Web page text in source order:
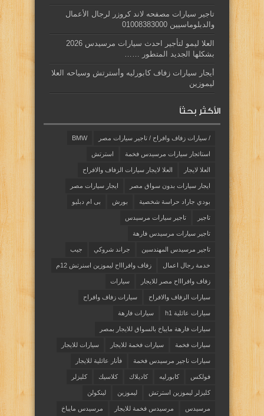
تاجير سيارات مصفحه لاند كروزر لرجال الأعمال
والدبلوماسيين 01008383000
العلا ليمو لتأجير احدث سيارات مرسيدس 2026
بشكلها الجديد المتطور ……
أيجار سيارات زفاف كابورليه وأسترتش وسياحه العلا
ليموزين
الأكثر بحثاً
/ سيارات زفاف وافراح / تاجير سيارات مصر BMW
استائجار سيارات مرسيدس فخمة استرتش
العلا لايجار العلا لايجار سيارات الزفاف والافراح
ايجار سيارات بدون سواق مصر ايجار سيارات مصر
بودي جاراد حراسة شخصية بورش بى ام دبليو
تاجير تاجير سيارات مرسيدس
تاجير سيارات مرسيدس فارهة
تاجير مرسيدس المهندسين جراند شروكي جيب
خدمة رجال اعمال زفاف وافراااح ليموزين اسنرتش 12م
زفاف وافراااح مصر للايجار سيارات
سيارات الزفاف والافراح سيارات زفاف وافراح
سيارات عائلية h1 سيارات فارهة
سيارات فارهة مايباخ بالسواق للايجار بمصر
سيارات فخمة سيارات فخمة للايجار سيارات للايجار
سيارات ناجير مرسيدس فخمة فأنار عائلية للايجار
فولكس كابورليه كاديلاك كلاسيك كليزلر
كليزلر ليموزين استرتش ليموزين لينكولن
مرسيدس مرسيدس فخمة للايجار مرسيدس مايباخ